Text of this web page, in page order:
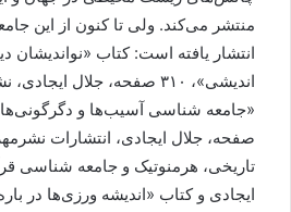
منتشر می‌کند. ولی تا کنون از این
انتشار یافته است: کتاب «نواندیشان
اندیشی»، ۳۱۰ صفحه، جلال
صفحه، جلال ایجادی، انتشارات
ایجادی و کتاب «اندیشه ورزی‌ها در